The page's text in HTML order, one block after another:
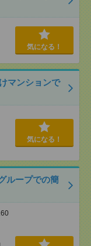
気になる！
マンションで
気になる！
ループでの簡